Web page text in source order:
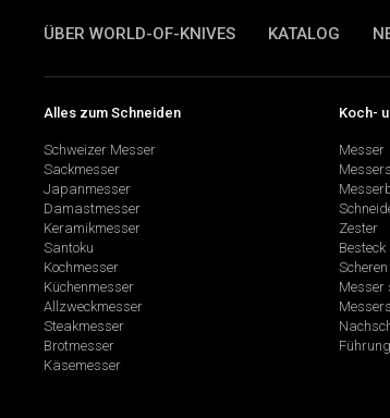
ÜBER WORLD-OF-KNIVES KATALOG
Alles zum Schneiden
Schweizer Messer
Sackmesser
Japanmesser
Damastmesser
Keramikmesser
Santoku
Kochmesser
Küchenmesser
Allzweckmesser
Steakmesser
Brotmesser
Käsemesser
Koch-
Messer
Zester
Besteck
Scheren
Messer